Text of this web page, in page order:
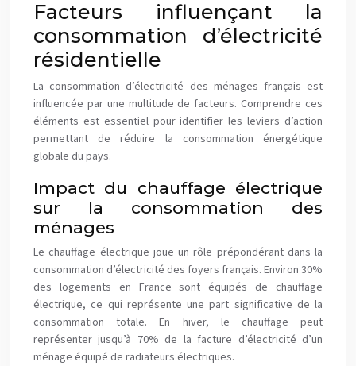
Facteurs influençant la
consommation d’électricité
résidentielle
La consommation d’électricité des ménages français est
influencée par une multitude de facteurs. Comprendre ces
éléments est essentiel pour identifier les leviers d’action
permettant de réduire la consommation énergétique
globale du pays.
Impact du chauffage électrique
sur la consommation des
ménages
Le chauffage électrique joue un rôle prépondérant dans la
consommation d’électricité des foyers français. Environ 30%
des logements en France sont équipés de chauffage
électrique, ce qui représente une part significative de la
consommation totale. En hiver, le chauffage peut
représenter jusqu’à 70% de la facture d’électricité d’un
ménage équipé de radiateurs électriques.